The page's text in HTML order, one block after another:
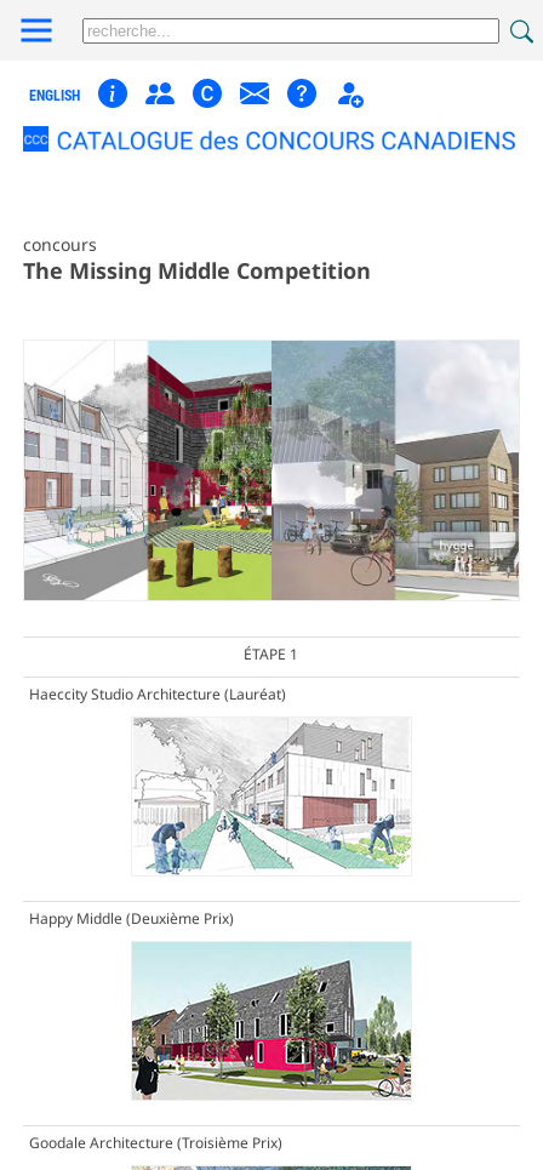
ENGLISH
concours
The Missing Middle Competition
ÉTAPE 1
Haeccity Studio Architecture(Lauréat)
Happy Middle(Deuxième Prix)
Goodale Architecture(Troisième Prix)